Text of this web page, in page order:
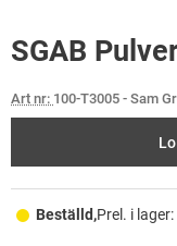
SGAB
Art nr: 100-T3005 - Sam
Beställd,Prel. i lager: